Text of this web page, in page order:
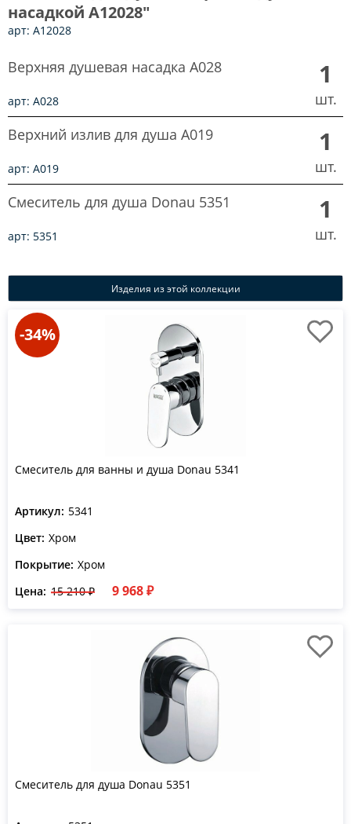
насадкой A12028"
арт: A12028
Верхняя душевая насадка A028
арт: A028
1
шт.
Верхний излив для душа A019
арт: A019
1
шт.
Смеситель для душа Donau 5351
арт: 5351
1
шт.
Изделия из этой коллекции
-34%
Смеситель для ванны и душа Donau 5341
Артикул: 5341
Цвет: Хром
Покрытие: Хром
Цена: 15 210 ₽ 9 968 ₽
Смеситель для душа Donau 5351